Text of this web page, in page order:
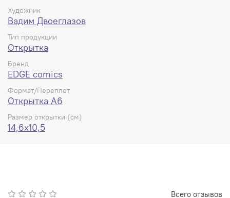
Художник
Вадим Двоеглазов
Тип продукции
Открытка
Бренд
EDGE comics
Формат/Переплет
Открытка А6
Размер открытки (см)
14,6x10,5
Всего отзывов